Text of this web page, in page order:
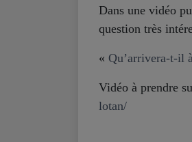
Dans une vidéo
question très
« Qu’arrivera-t-il
Vidéo à prendre
lotan/